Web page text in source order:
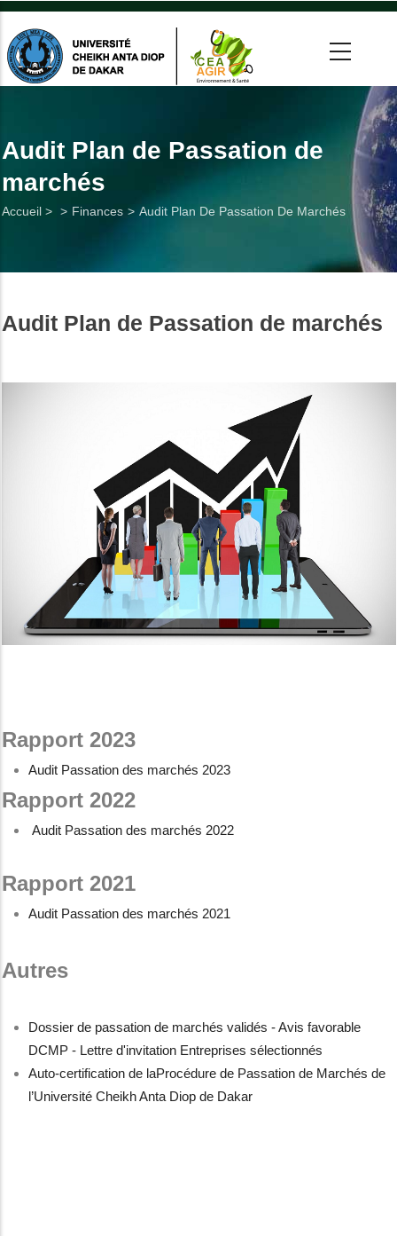
Aller
contenu
principal
Audit Plan de Passation de
marchés
Fil
Accueil > Finances Audit Plan De Passation De Marchés
Audit Plan de Passation de marchés
Rapport 2023
Audit Passation des marchés 2023
Rapport 2022
Audit Passation des marchés 2022
Rapport 2021
Audit Passation des marchés 2021
Autres
Dossier de passation de marchés validés - Avis favorable
DCMP - Lettre d'invitation Entreprises sélectionnés
Auto-certification de laProcédure de Passation de Marchés de
l’Université Cheikh Anta Diop de Dakar